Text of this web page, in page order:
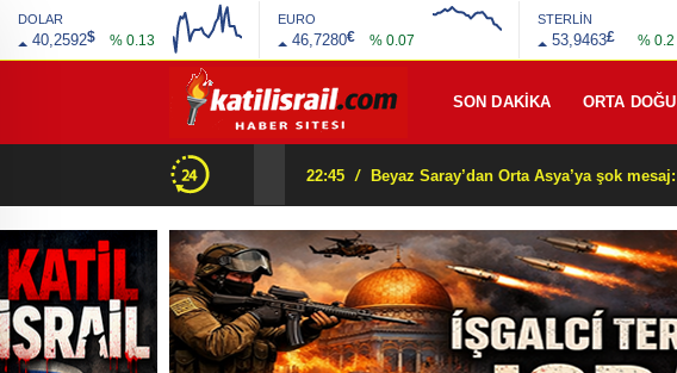
DOLAR
40,2592$ % 0.13
EURO
46,7280€ % 0.07
STERLİN
53,9463£ % 0.2
SON DAKİKA ORTA DOĞU
22:10 /